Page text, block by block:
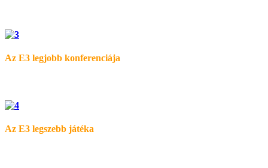
Az E3 legjobb konferenciája
Az E3 legszebb játéka